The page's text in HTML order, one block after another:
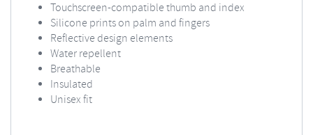
Touchscreen-compatible thumb and index
Silicone prints on palm and fingers
Reflective design elements
Water repellent
Breathable
Insulated
Unisex fit